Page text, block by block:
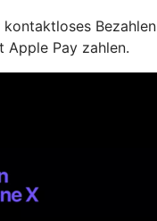
Bezahlen
Apple Pay zahlen.